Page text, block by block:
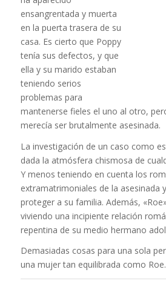
ensangrentada y muerta
en la puerta trasera de su
casa. Es cierto que Poppy
tenía sus defectos, y que
ella y su marido estaban
teniendo serios
problemas para
mantenerse fieles el uno al otro,
merecía ser brutalmente asesinada.
La investigación de un caso como
dada la atmósfera chismosa de
Y menos teniendo en cuenta los
extramatrimoniales de la asesinada
proteger a su familia. Además,
viviendo una incipiente relación
repentina de su medio hermano
Demasiadas cosas para una sola
una mujer tan equilibrada como Roe.